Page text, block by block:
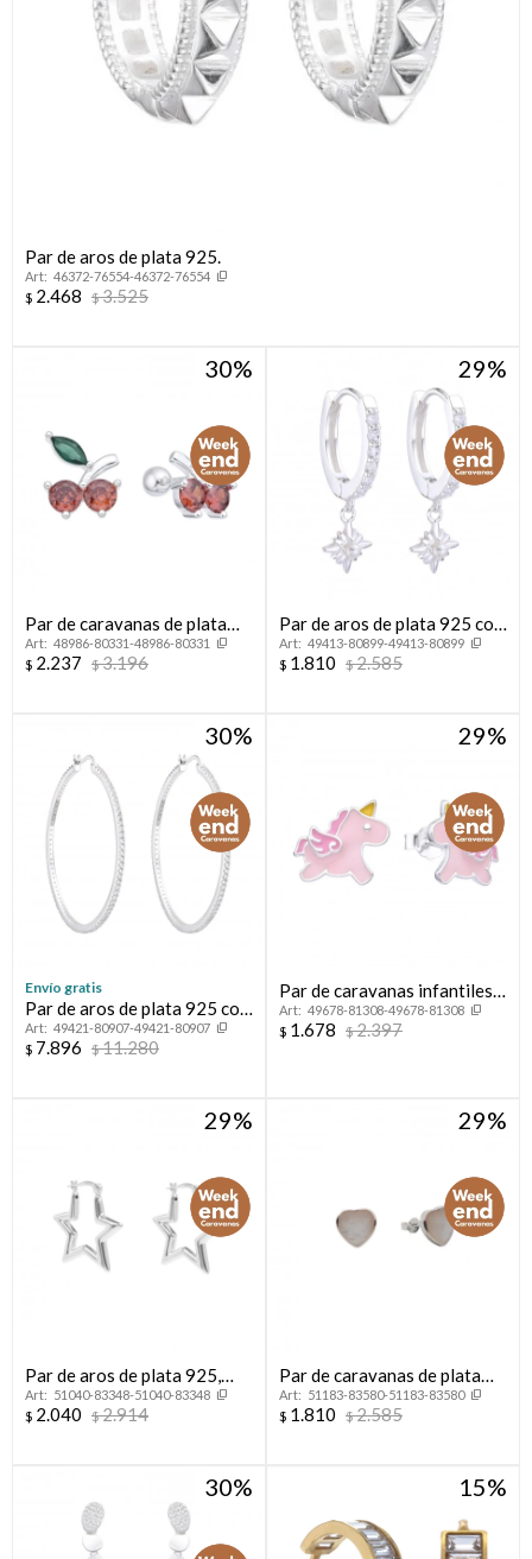
Par de aros de plata 925.
46372-76554-46372-76554
$ 2.468 $3.525
30
Par de caravanas de plata
925 con circonias, CHERRY.
48986-80331-48986-80331
$ 2.237 $3.196
29
Par de aros de plata 925 con
circonias.
49413-80899-49413-80899
$ 1.810 $2.585
30
Envío gratis
Par de aros de plata 925 con
circonias.
49421-80907-49421-80907
$ 7.896 $11.280
29
Par de caravanas infantiles
de plata 925, UNICORNIO.
49678-81308-49678-81308
$ 1.678 $2.397
29
Par de aros de plata 925,
ESTRELLA.
51040-83348-51040-83348
$ 2.040 $2.914
29
Par de caravanas de plata
925 con nácar, CORAZON.
51183-83580-51183-83580
$ 1.810 $2.585
30 15